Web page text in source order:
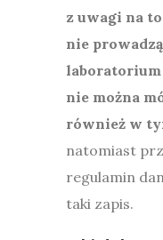
z uwagi na
nie
nie można
również w
natomiast
regulamin
taki zapis.